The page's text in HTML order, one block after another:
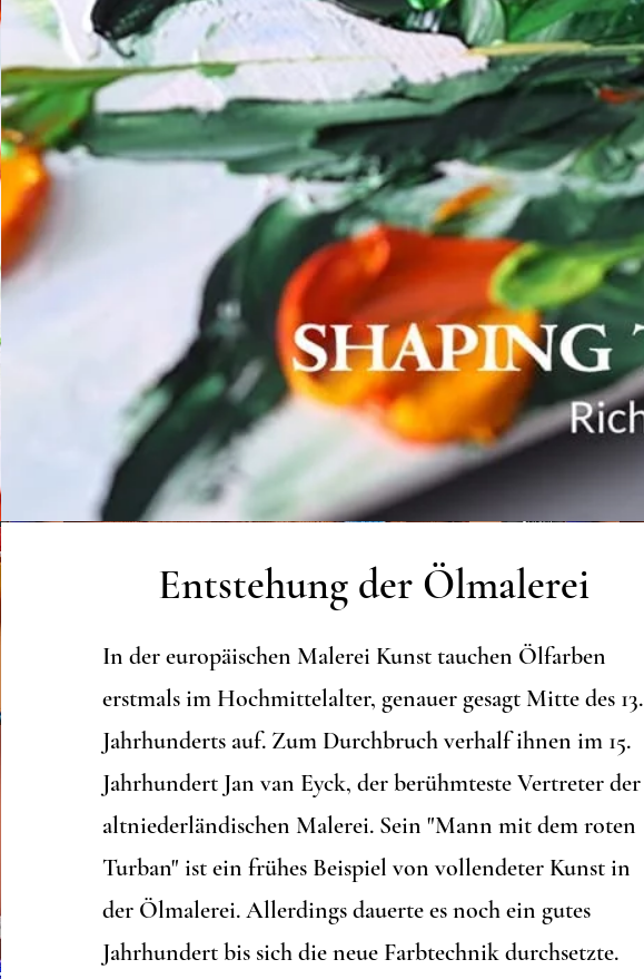
Entstehung der Ölmalerei
In der europäischen Malerei Kunst tauchen Ölfarben
erstmals im Hochmittelalter, genauer gesagt Mitte des 13.
Jahrhunderts auf. Zum Durchbruch verhalf ihnen im 15.
Jahrhundert Jan van Eyck, der berühmteste Vertreter der
altniederländischen Malerei. Sein "Mann mit dem roten
Turban" ist ein frühes Beispiel von vollendeter Kunst in
der Ölmalerei. Allerdings dauerte es noch ein gutes
Jahrhundert bis sich die neue Farbtechnik durchsetzte.